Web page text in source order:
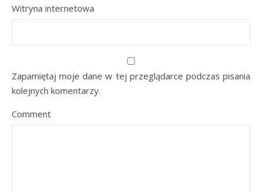
Witryna internetowa
Zapamiętaj moje dane w tej przeglądarce podczas pisania
kolejnych komentarzy.
Comment